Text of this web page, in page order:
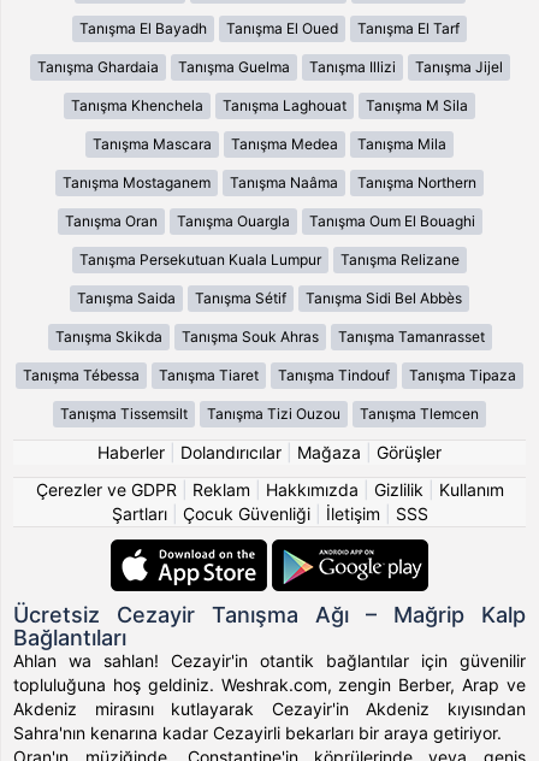
Tanışma El Bayadh Tanışma El Oued Tanışma El Tarf
Tanışma Ghardaia Tanışma Guelma Tanışma Illizi Tanışma Jijel
Tanışma Khenchela Tanışma Laghouat Tanışma M Sila
Tanışma Mascara Tanışma Medea Tanışma Mila
Tanışma Mostaganem Tanışma Naâma Tanışma Northern
Tanışma Oran Tanışma Ouargla Tanışma Oum El Bouaghi
Tanışma Persekutuan Kuala Lumpur Tanışma Relizane
Tanışma Saida Tanışma Sétif Tanışma Sidi Bel Abbès
Tanışma Skikda Tanışma Souk Ahras Tanışma Tamanrasset
Tanışma Tébessa Tanışma Tiaret Tanışma Tindouf Tanışma Tipaza
Tanışma Tissemsilt Tanışma Tizi Ouzou Tanışma Tlemcen
Haberler Dolandırıcılar Mağaza
Görüşler
Çerezler ve GDPR
Reklam Hakkımızda Gizlilik
Kullanım
Şartları| Çocuk Güvenliği| İletişim SSS
Ücretsiz Cezayir Tanışma Ağı – Mağrip Kalp
Bağlantıları
Ahlan wa sahlan! Cezayir'in otantik bağlantılar için güvenilir
topluluğuna hoş geldiniz. Weshrak.com, zengin Berber, Arap ve
Akdeniz mirasını kutlayarak Cezayir'in Akdeniz kıyısından
Sahra'nın kenarına kadar Cezayirli bekarları bir araya getiriyor.
Oran'ın müziğinde, Constantine'in köprülerinde veya geniş